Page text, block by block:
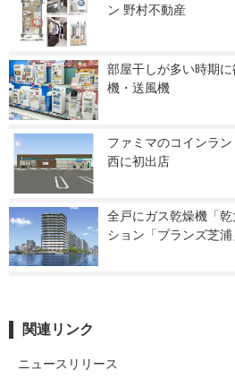
ン 野村不動産
部屋干しが多い時期
機・送風機
ファミマのコインラ
西に初出店
全戸にガス乾燥機「
ション「ブランズ芝浦
関連リンク
ニュースリリース